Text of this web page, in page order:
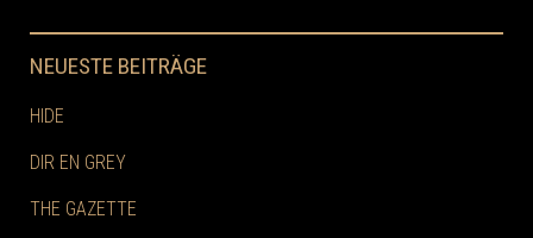
NEUESTE BEITRÄGE
HIDE
DIR EN GREY
THE GAZETTE